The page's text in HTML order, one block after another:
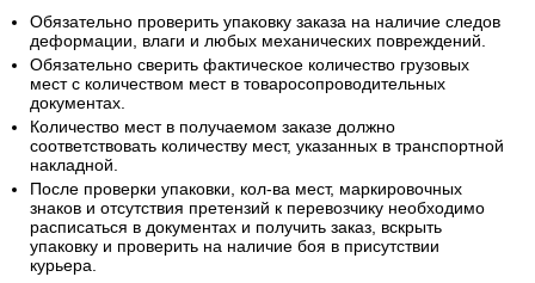
Обязательно проверить упаковку заказа на наличие следов
деформации, влаги и любых механических повреждений.
Обязательно сверить фактическое количество грузовых
мест с количеством мест в товаросопроводительных
документах.
Количество мест в получаемом заказе должно
соответствовать количеству мест, указанных в транспортной
накладной.
После проверки упаковки, кол-ва мест, маркировочных
знаков и отсутствия претензий к перевозчику необходимо
расписаться в документах и получить заказ, вскрыть
упаковку и проверить на наличие боя в присутствии
курьера.